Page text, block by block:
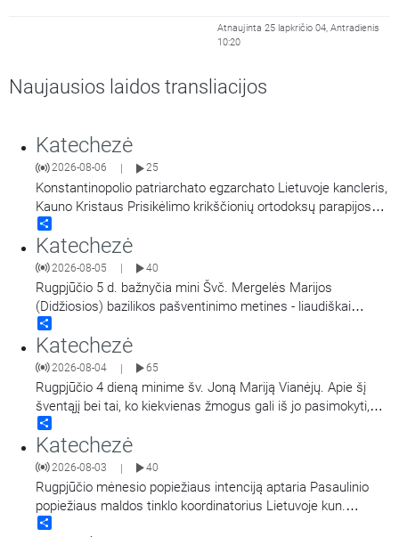
Atnaujinta 25 lapkričio 04, Antradienis
10:20
Naujausios laidos transliacijos
Katechezė
2026-08-06 25
Konstantinopolio patriarchato egzarchato Lietuvoje kancleris,
Kauno Kristaus Prisikėlimo krikščionių ortodoksų parapijos
klebonas kunigas Vitalijus Mockus pasakoja apie Kristaus
Atsimainymo šventę. Kalbina Regina Statkuvienė.
Katechezė
2026-08-05 40
Rugpjūčio 5 d. bažnyčia mini Švč. Mergelės Marijos
(Didžiosios) bazilikos pašventinimo metines - liaudiškai
vadinamą Marijos Snieginės švente. Šiluvos Švč. Mergelės
Marijos Gimimo bazilika, popiežiaus Pranciškaus sprendimu
yra paskelbta dvasine Marijos Didžiosios bazilikos dukterimi,
turint teisę teikti visas dvasines Romos šventovės
…
Katechezė
2026-08-04 | 65
Rugpjūčio 4 dieną minime šv. Joną Mariją Vianėjų. Apie šį
šventąjį bei tai, ko kiekvienas žmogus gali iš jo pasimokyti,
kalba kun. dr. Nerijus Pipiras.
Katechezė
2026-08-03 | 40
Rugpjūčio mėnesio popiežiaus intenciją aptaria Pasaulinio
popiežiaus maldos tinklo koordinatorius Lietuvoje kun.
Mindaugas Malinauskas SJ. Kalbina Aistė Ivanovaitė-